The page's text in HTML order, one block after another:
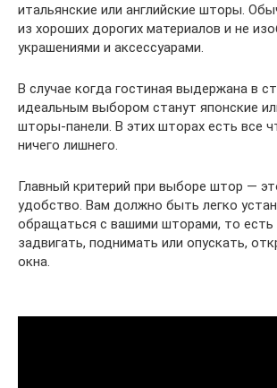
итальянские или английские шторы.
из хороших дорогих материалов и не
украшениями и аксессуарами.
В случае когда гостиная выдержана в
идеальным выбором станут японские
шторы-панели. В этих шторах есть все
ничего лишнего.
Главный критерий при выборе штор —
удобство. Вам должно быть легко
обращаться с вашими шторами, то есть
задвигать, поднимать или опускать,
окна.